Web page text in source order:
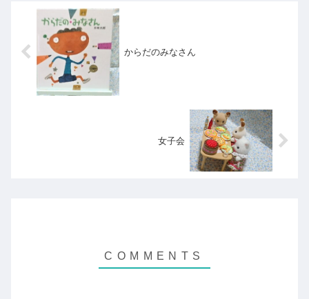
からだのみなさん
女子会